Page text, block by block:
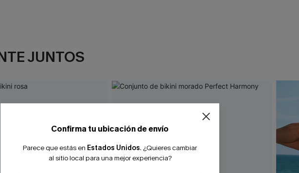
JUNTOS
Confirma tu ubicación de envío
Parece que estás en Estados Unidos. ¿Quieres cambiar
al sitio local para una mejor experiencia?
-10% extra sin compra mínima